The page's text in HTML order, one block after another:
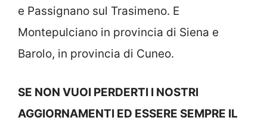
e Passignano sul Trasimeno. E
Montepulciano in provincia di Siena e
Barolo, in provincia di Cuneo.
SE NON VUOI PERDERTI I NOSTRI
AGGIORNAMENTI ED ESSERE SEMPRE IL